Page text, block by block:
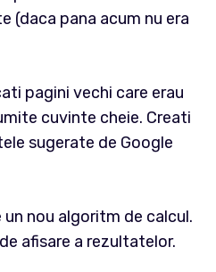
(daca pana acum nu era
pagini vechi care erau
cuvinte cheie. Creati
sugerate de Google
nou algoritm de calcul.
afisare a rezultatelor.